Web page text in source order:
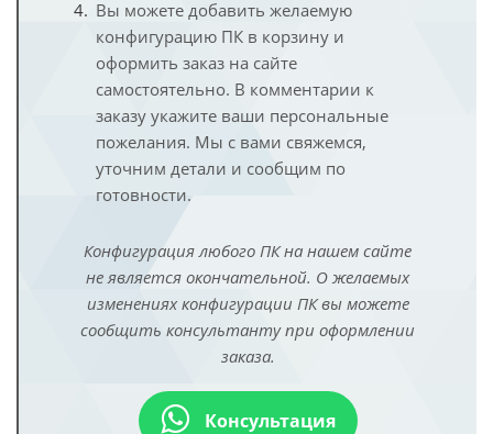
Вы можете добавить желаемую
конфигурацию ПК в корзину и
оформить заказ на сайте
самостоятельно. В комментарии к
заказу укажите ваши персональные
пожелания. Мы с вами свяжемся,
уточним детали и сообщим по
готовности.
Конфигурация любого ПК на нашем сайте
не является окончательной. О желаемых
изменениях конфигурации ПК вы можете
сообщить консультанту при оформлении
заказа.
Консультация